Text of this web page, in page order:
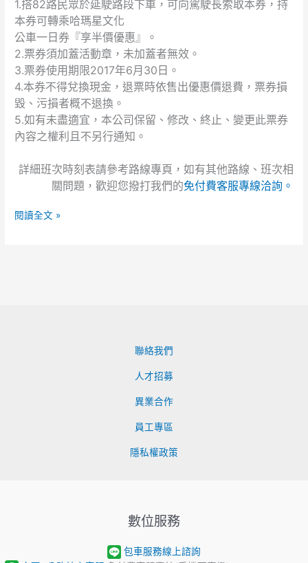
1.搭82路民眾於延駛路段下車，可向駕駛長索取本券，持
本券可轉乘哈瑪星文化
公車一日券『享半價優惠』。
2.票券須加蓋活動章，未加蓋者無效。
3.票券使用期限2017年6月30日。
4.本券不得兌換現金，退票時依售出優惠價退費，票券損
毀、污損者概不退換。
5.如有未盡適宜，本公司保留、修改、終止、變更此票券
內容之權利且不另行通知。
詳細班次時刻表請參考路線專頁，如有其他路線、班次相
關問題，歡迎您撥打我們的免付費客服專線洽詢。
公
告
閱讀全文 »
聯絡我們
人才招募
異業合作
員工專區
隱私權政策
數位服務
包車服務線上諮詢